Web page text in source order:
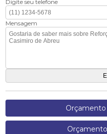
Digite seu telefone
Mensagem